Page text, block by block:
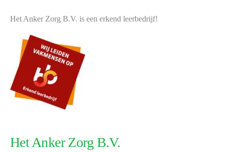
Het Anker Zorg B.V. is een erkend leerbedrijf!
Het Anker Zorg B.V.